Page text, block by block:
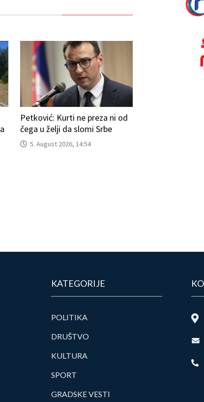
Petković: Kurti ne preza ni od
čega u želji da slomi Srbe
5. August 2026, 14:54
KATEGORIJE
POLITIKA
DRUŠTVO
KULTURA
SPORT
GRADSKE VESTI